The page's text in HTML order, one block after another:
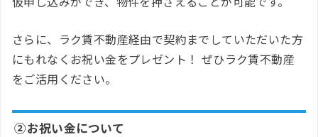
さらに、ラク賃不動産経由で契約までしていただいた方
にもれなくお祝い金をプレゼント！ ぜひラク賃不動産
をご活用ください。
②お祝い金について